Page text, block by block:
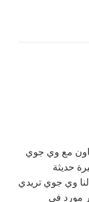
مع وي جوي
صغيرة حديثة
وي جوي تريدي
مورد في